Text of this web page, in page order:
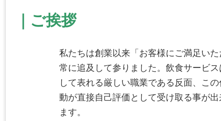
｜ご挨拶
私たちは創業以来「お客様にご満足い
常に追及して参りました。飲食サービ
して表れる厳しい職業である反面、こ
動が直接自己評価として受け取る事が
ます。